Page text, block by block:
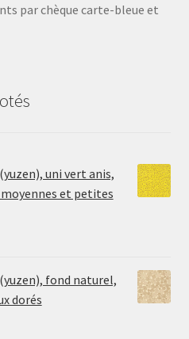
par chèque carte-bleue et
uni vert anis,
et petites
fond naturel,
dorés